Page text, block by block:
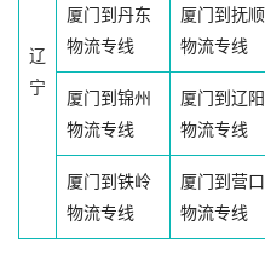
辽
宁
厦门到丹东
物流专线
厦门到抚顺
物流专线
厦门到锦州
物流专线
厦门到辽阳
物流专线
厦门到铁岭
物流专线
厦门到营口
物流专线